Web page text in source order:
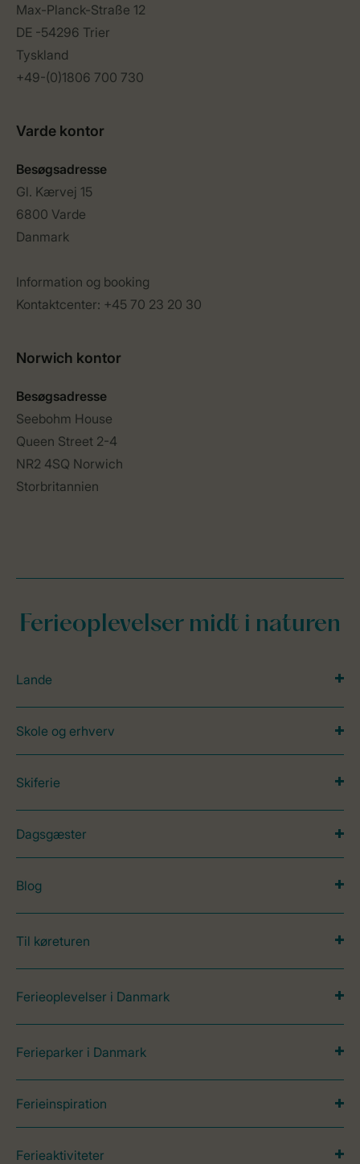
Ferieoplevelser midt i naturen
Lande
Skole og erhverv
Skiferie
Dagsgæster
Blog
Til køreturen
Ferieoplevelser i Danmark
Ferieparker i Danmark
Ferieinspiration
Ferieaktiviteter